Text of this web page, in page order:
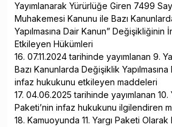
Yayımlanarak Yürürlüğe Giren 7499
Muhakemesi Kanunu ile Bazı
Yapılmasına Dair Kanun” Değişikliğinin
Etkileyen Hükümleri
16. 07.11.2024 tarihinde yayımlanan 9.
Bazı Kanunlarda Değişiklik
infaz hukukunu etkileyen maddeleri
17. 04.06.2025 tarihinde yayımlanan 10.
Paketi’nin infaz hukukunu ilgilendiren
18. Kamuoyunda 11. Yargı Paketi